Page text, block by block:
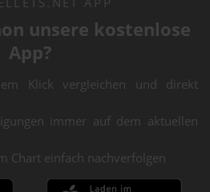
unsere kostenlose
App?
Klick vergleichen und direkt
immer auf dem aktuellen
Chart einfach nachverfolgen